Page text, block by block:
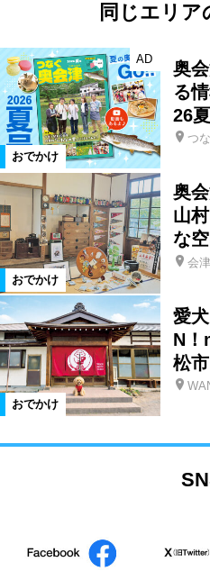
同じエリア
おでかけ
AD
奥
る
26
つ
おでかけ
奥
山
な
会
おでかけ
愛
N！
松